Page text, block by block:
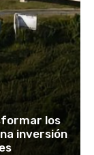
los
inversión